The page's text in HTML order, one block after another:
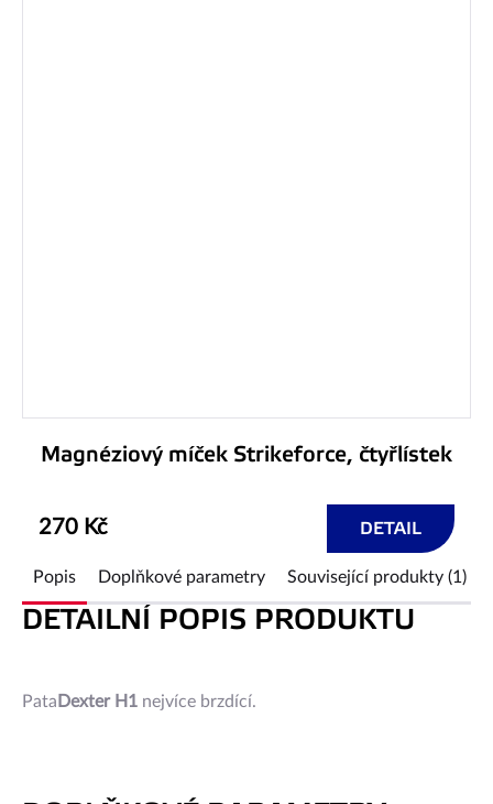
Magnéziový míček Strikeforce, čtyřlístek
270 Kč DETAIL
Popis Doplňkové parametry Související produkty (1)
DETAILNÍ POPIS PRODUKTU
Pata Dexter H1 nejvíce brzdící.